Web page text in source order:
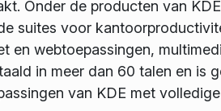
Onder de producten van
suites voor
en webtoepassingen,
in meer dan 60 talen en is
van KDE met